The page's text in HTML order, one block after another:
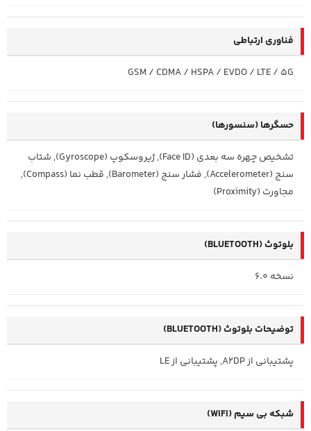
فناوری ارتباطی
GSM / CDMA / HSPA / EVDO / LTE / 5G
حسگرها (سنسورها)
تشخیص چهره سه بعدی (Face ID), ژیروسکوپ (Gyroscope), شتاب
سنج (Accelerometer), فشار سنج (Barometer), قطب نما (Compass),
مجاورت (Proximity)
بلوتوث (BLUETOOTH)
نسخه 6.0
توضیحات بلوتوث (BLUETOOTH)
پشتیبانی از A2DP, پشتیبانی از LE
شبکه بی سیم (WIFI)